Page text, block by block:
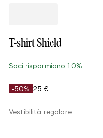
T-shirt Shield
Soci risparmiano 10%
-50% 25 €
Vestibilità regolare